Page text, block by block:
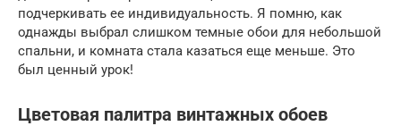
подчеркивать ее индивидуальность. Я помню, как
однажды выбрал слишком темные обои для небольшой
спальни, и комната стала казаться еще меньше. Это
был ценный урок!
Цветовая палитра винтажных обоев